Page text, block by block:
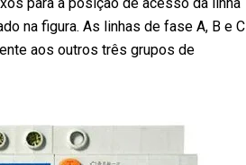
na figura. As linhas de fase A, B e C
aos outros três grupos de